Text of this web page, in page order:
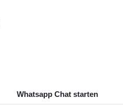
Whatsapp Chat starten